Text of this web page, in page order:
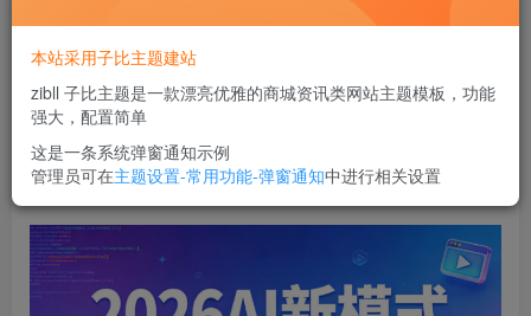
2026AI新模式短视频IP训练营，3天暴力起号玩法，手把手
教学AI不露脸带货爆单技巧（更新0706）
本站采用子比主题建站
zibll 子比主题是一款漂亮优雅的商城资讯类网站主题模板，功能
强大，配置简单
这是一条系统弹窗通知示例
管理员可在主题设置-常用功能-弹窗通知中进行相关设置